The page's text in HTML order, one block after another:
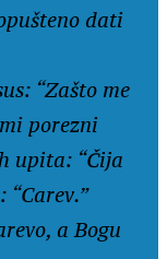
dati
“Zašto me
porezni
upita: “Čija
a Bogu